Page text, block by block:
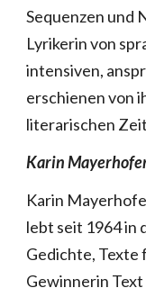
Sequenzen und
Lyrikerin von
intensiven,
erschienen von
literarischen
Karin
Karin
lebt seit 1964 in
Gedichte, Texte
Gewinnerin